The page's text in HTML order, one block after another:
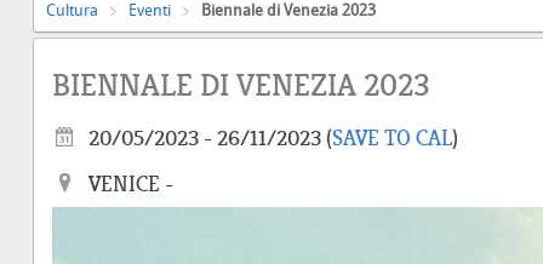
Cultura Eventi Biennale di Venezia 2023
BIENNALE DI VENEZIA 2023
20/05/2023 - 26/11/2023 (SAVE TO CAL)
VENICE -